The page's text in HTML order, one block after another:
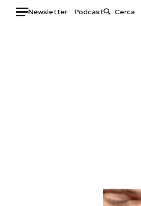
Newsletter Podcast
Ok